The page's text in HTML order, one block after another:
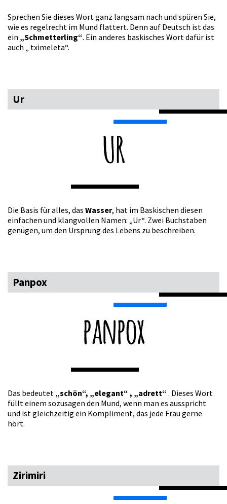
Sprechen Sie dieses Wort ganz langsam nach und spüren Sie,
wie es regelrecht im Mund flattert. Denn auf Deutsch ist das
ein „Schmetterling“. Ein anderes baskisches Wort dafür ist
auch „ tximeleta“.
Ur
Die Basis für alles, das Wasser, hat im Baskischen diesen
einfachen und klangvollen Namen: „Ur“. Zwei Buchstaben
genügen, um den Ursprung des Lebens zu beschreiben.
Panpox
Das bedeutet „schön“, „elegant“ , „adrett“ . Dieses Wort
füllt einem sozusagen den Mund, wenn man es ausspricht
und ist gleichzeitig ein Kompliment, das jede Frau gerne
hört.
Zirimiri